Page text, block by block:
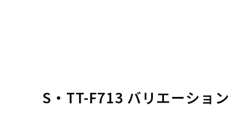
S・TT-F713 バリエーション